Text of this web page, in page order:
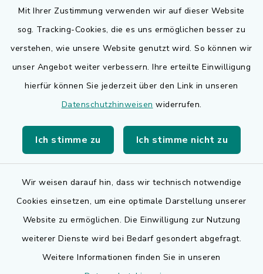
Mit Ihrer Zustimmung verwenden wir auf dieser Website
sog. Tracking-Cookies, die es uns ermöglichen besser zu
verstehen, wie unsere Website genutzt wird. So können wir
unser Angebot weiter verbessern. Ihre erteilte Einwilligung
hierfür können Sie jederzeit über den Link in unseren
Datenschutzhinweisen widerrufen.
Ich stimme zu Ich stimme nicht zu
Wir weisen darauf hin, dass wir technisch notwendige
Cookies einsetzen, um eine optimale Darstellung unserer
Website zu ermöglichen. Die Einwilligung zur Nutzung
weiterer Dienste wird bei Bedarf gesondert abgefragt.
Weitere Informationen finden Sie in unseren
Quicklinks
Bauen in Adelsdorf
BayernPortal
Landkreis Erlangen-Höchstadt
Barrierefreiheit